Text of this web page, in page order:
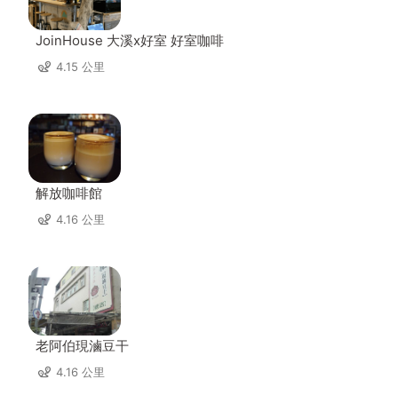
JoinHouse 大溪x好室 好室咖啡
4.15 公里
解放咖啡館
4.16 公里
老阿伯現滷豆干
4.16 公里